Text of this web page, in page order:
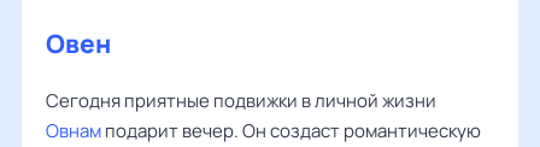
Овен
Сегодня приятные подвижки в личной жизни
Овнамподарит вечер. Он создаст романтическую